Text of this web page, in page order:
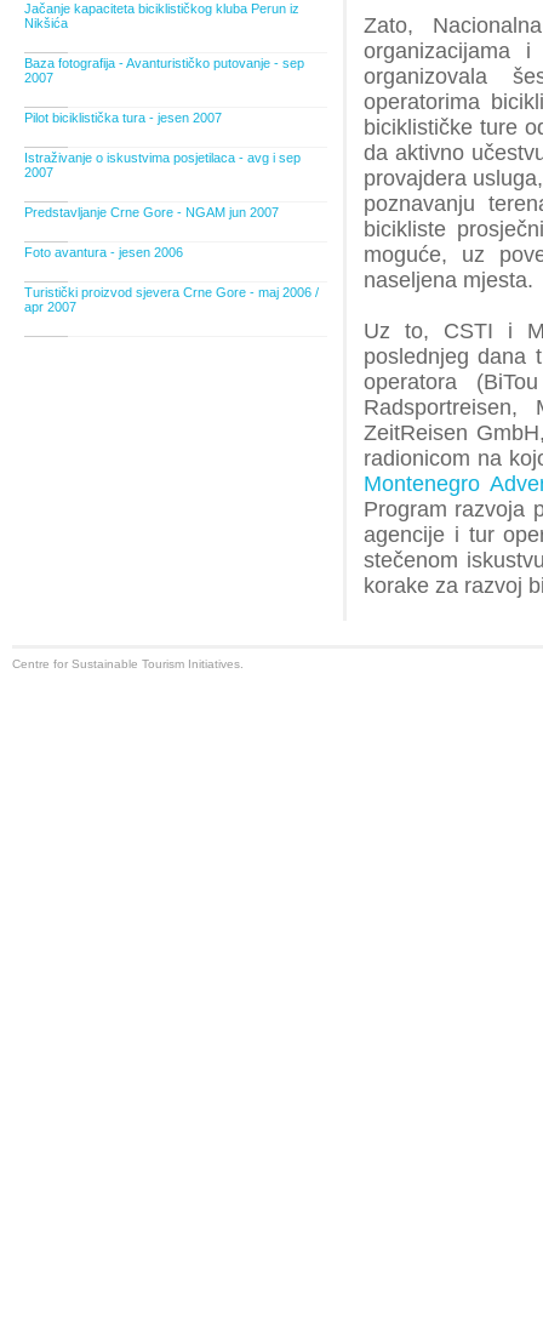
Jačanje kapaciteta biciklističkog kluba Perun iz
Nikšića
Baza fotografija - Avanturističko putovanje - sep
2007
Pilot biciklistička tura - jesen 2007
Istraživanje o iskustvima posjetilaca - avg i sep
2007
Predstavljanje Crne Gore - NGAM jun 2007
Foto avantura - jesen 2006
Turistički proizvod sjevera Crne Gore - maj 2006 /
apr 2007
Zato,
organizacijama
organizovala
operatorima
biciklističke ture
da aktivno
provajdera
poznavanju
bicikliste
moguće, uz
naseljena mjesta.
Uz to, CSTI i
poslednjeg dana
operatora
ZeitReisen
radionicom na
Montenegro
Program razvoja
agencije i tur
stečenom
korake za razvoj
Centre for Sustainable Tourism Initiatives.